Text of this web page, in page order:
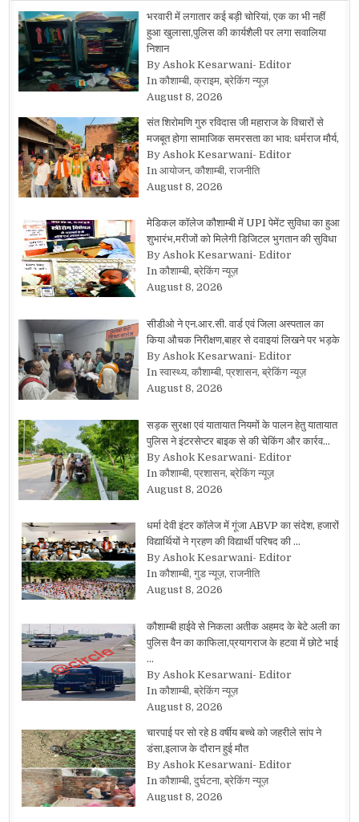
भरवारी में लगातार कई बड़ी चोरियां, एक का भी नहीं
हुआ खुलासा,पुलिस की कार्यशैली पर लगा सवालिया
निशान
By Ashok Kesarwani- Editor
In कौशाम्बी, क्राइम, ब्रेकिंग न्यूज़
August 8, 2026
संत शिरोमणि गुरु रविदास जी महाराज के विचारों से
मजबूत होगा सामाजिक समरसता का भाव: धर्मराज मौर्य,
By Ashok Kesarwani- Editor
In आयोजन, कौशाम्बी, राजनीति
August 8, 2026
मेडिकल कॉलेज कौशाम्बी में UPI पेमेंट सुविधा का हुआ
शुभारंभ,मरीजों को मिलेगी डिजिटल भुगतान की सुविधा
By Ashok Kesarwani- Editor
In कौशाम्बी, ब्रेकिंग न्यूज़
August 8, 2026
सीडीओ ने एन.आर.सी. वार्ड एवं जिला अस्पताल का
किया औचक निरीक्षण,बाहर से दवाइयां लिखने पर भड़के
By Ashok Kesarwani- Editor
In स्वास्थ्य, कौशाम्बी, प्रशासन, ब्रेकिंग न्यूज़
August 8, 2026
सड़क सुरक्षा एवं यातायात नियमों के पालन हेतु यातायात
पुलिस ने इंटरसेप्टर बाइक से की चेकिंग और कार्रव…
By Ashok Kesarwani- Editor
In कौशाम्बी, प्रशासन, ब्रेकिंग न्यूज़
August 8, 2026
धर्मा देवी इंटर कॉलेज में गूंजा ABVP का संदेश, हजारों
विद्यार्थियों ने ग्रहण की विद्यार्थी परिषद की …
By Ashok Kesarwani- Editor
In कौशाम्बी, गुड न्यूज़, राजनीति
August 8, 2026
कौशाम्बी हाईवे से निकला अतीक अहमद के बेटे अली का
पुलिस वैन का काफिला,प्रयागराज के हटवा में छोटे भाई
…
By Ashok Kesarwani- Editor
In कौशाम्बी, ब्रेकिंग न्यूज़
August 8, 2026
चारपाई पर सो रहे 8 वर्षीय बच्चे को जहरीले सांप ने
डंसा,इलाज के दौरान हुई मौत
By Ashok Kesarwani- Editor
In कौशाम्बी, दुर्घटना, ब्रेकिंग न्यूज़
August 8, 2026